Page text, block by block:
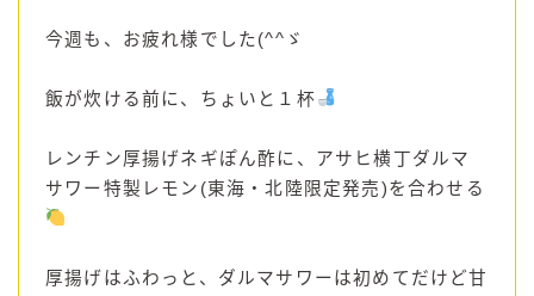
今週も、お疲れ様でした(^^ゞ
飯が炊ける前に、ちょいと１杯
レンチン厚揚げネギぽん酢に、アサヒ横丁ダルマ
サワー特製レモン(東海・北陸限定発売)を合わせる
厚揚げはふわっと、ダルマサワーは初めてだけど甘